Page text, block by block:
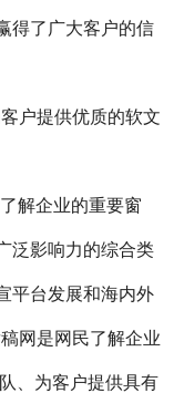
得了广大客户的信
户提供优质的软文
解企业的重要窗
泛影响力的综合类
平台发展和海内外
网是网民了解企业
、为客户提供具有